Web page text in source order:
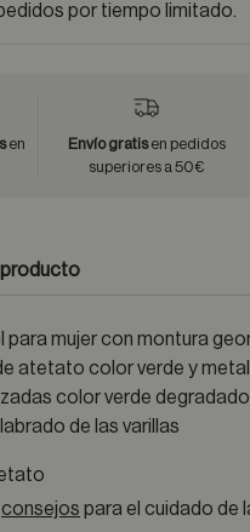
por tiempo limitado.
en
Envío gratisen pedidos
superiores a 50€
producto
para mujer con montura
atetato color verde y
color verde
de las varillas
consejos para el cuidado de